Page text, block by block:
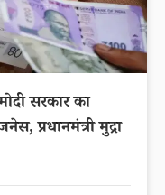
सरकार का
प्रधानमंत्री मुद्रा